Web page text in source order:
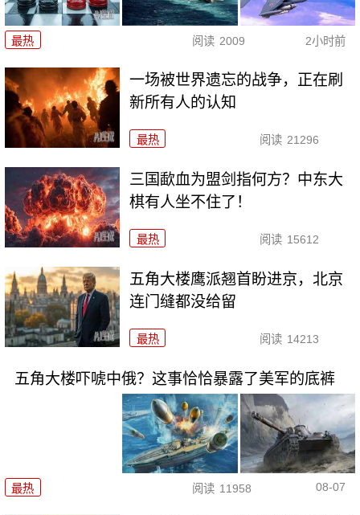
最热 阅读 2009 2小时前
一场被世界遗忘的战争，正在刷
新所有人的认知
最热 阅读 21296
三国歃血为盟剑指何方？中东大
棋有人坐不住了！
最热 阅读 15612
五角大楼鹰派翘首盼进京，北京
连门缝都没给留
最热 阅读 14213
五角大楼吓唬中俄？这事恰恰暴露了美军的底裤
最热 阅读 11958 08-07